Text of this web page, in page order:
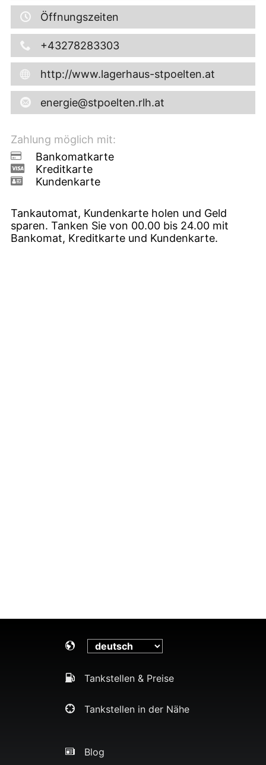
Öffnungszeiten
+43278283303
http://www.lagerhaus-stpoelten.at
energie@stpoelten.rlh.at
Zahlung möglich mit:
Bankomatkarte
Kreditkarte
Kundenkarte
Tankautomat, Kundenkarte holen und Geld
sparen. Tanken Sie von 00.00 bis 24.00 mit
Bankomat, Kreditkarte und Kundenkarte.
Tankstellen & Preise
Tankstellen in der Nähe
Blog